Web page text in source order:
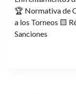
🏆 Normativa de
a los Torneos 🟨
Sanciones